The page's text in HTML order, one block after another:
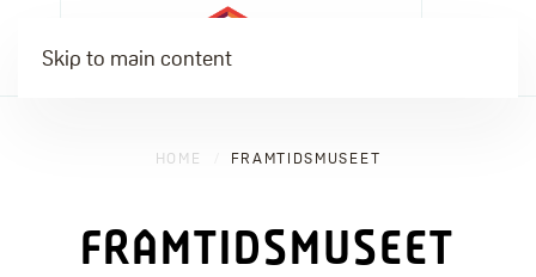
Skip to main content
HOME FRAMTIDSMUSEET
FRAMTIDSMUSEET